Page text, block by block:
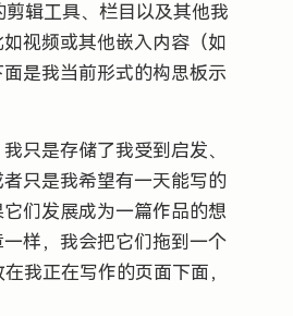
辑工具、栏目以及其他我
视频或其他嵌入内容（如
是我当前形式的构思板示
只是存储了我受到启发、
只是我希望有一天能写的
们发展成为一篇作品的想
样，我会把它们拖到一个
我正在写作的页面下面，